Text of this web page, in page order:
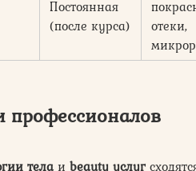
Постоянная
(после курса)
отеки,
профессионалов
тела и beauty услуг